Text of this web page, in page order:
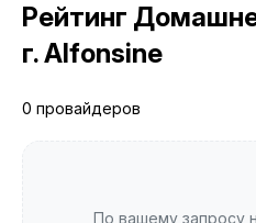
Рейтинг
г. Alfonsine
0 провайдеров
По вашему запросу